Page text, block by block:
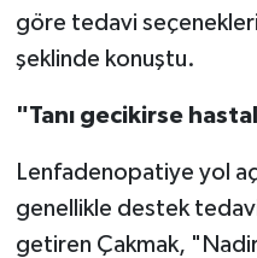
göre tedavi
şeklinde konuştu.
"Tanı gecikirse
Lenfadenopatiye yol
genellikle destek
getiren Çakmak,